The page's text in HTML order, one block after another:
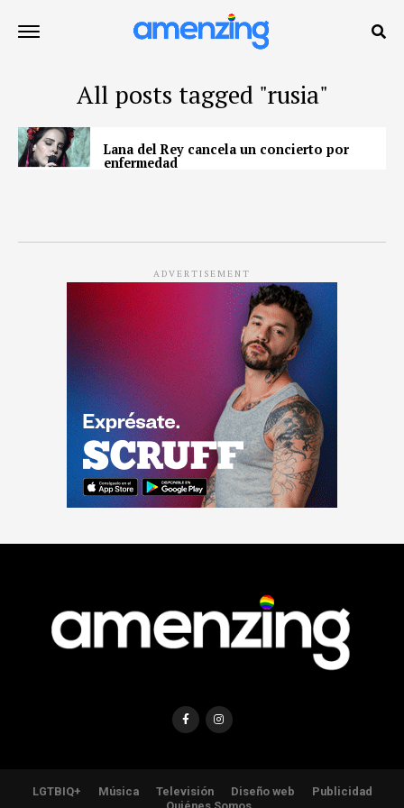
All posts tagged "rusia"
Lana del Rey cancela un concierto por
enfermedad
ADVERTISEMENT
LGTBIQ+ Música Televisión Diseño web
Publicidad